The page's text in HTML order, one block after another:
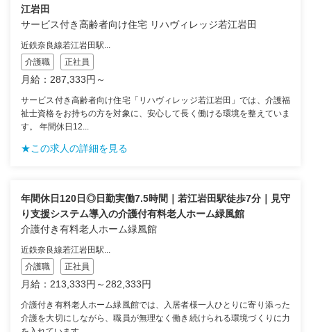
江岩田
サービス付き高齢者向け住宅 リハヴィレッジ若江岩田
近鉄奈良線若江岩田駅...
介護職
正社員
月給：287,333円～
サービス付き高齢者向け住宅「リハヴィレッジ若江岩田」では、介護福
祉士資格をお持ちの方を対象に、安心して長く働ける環境を整えていま
す。 年間休日12...
★この求人の詳細を見る
年間休日120日◎日勤実働7.5時間｜若江岩田駅徒歩7分｜見守
り支援システム導入の介護付有料老人ホーム緑風館
介護付き有料老人ホーム緑風館
近鉄奈良線若江岩田駅...
介護職
正社員
月給：213,333円～282,333円
介護付き有料老人ホーム緑風館では、入居者様一人ひとりに寄り添った
介護を大切にしながら、職員が無理なく働き続けられる環境づくりに力